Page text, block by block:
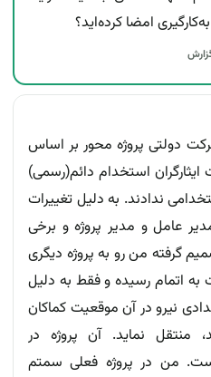
امضا کرده‌اید؟
دولتی پروژه محور بر اساس
استخدام دائم(رسمی)
ندادند. به دلیل تغییرات
عامل و مدیر پروژه و برخی
گرفته من رو به پروژه دیگری
اتمام رسیده و فقط به دلیل
نیرو در آن موقعیت کماکان
منتقل نماید. آن پروژه در
من در پروژه فعلی سمتم